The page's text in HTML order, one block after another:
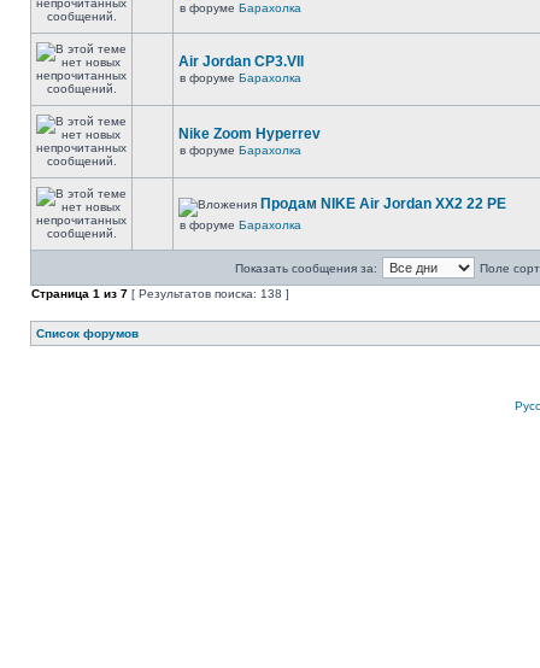
в форуме Барахолка
Air Jordan CP3.VII
в форуме Барахолка
Nike Zoom Hyperrev
в форуме Барахолка
Продам NIKE Air Jordan XX2 22 PE
в форуме Барахолка
Показать сообщения за:
Поле
Страница 1 из 7 [ Результатов поиска: 138 ]
Список форумов